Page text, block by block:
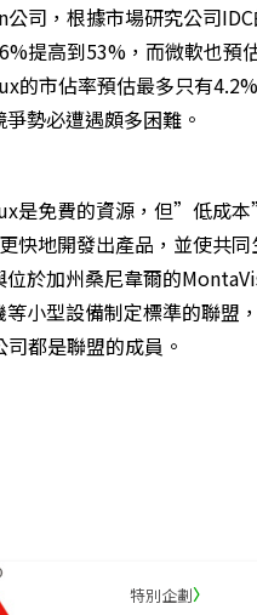
司，根據市場研究公司
提高到53%，而微軟也預
的市佔率預估最多只有
勢必遭遇頗多困難。
是免費的資源，但”低成
快地開發出產品，並使共
於加州桑尼韋爾的
小型設備制定標準的聯盟
都是聯盟的成員。
特別企劃〉